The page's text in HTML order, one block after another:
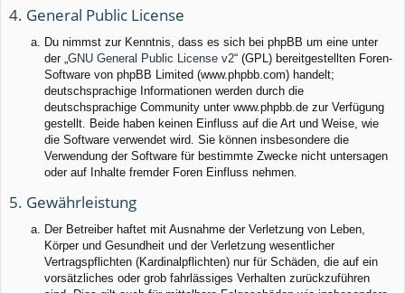
4. General Public License
Du nimmst zur Kenntnis, dass es sich bei phpBB um eine unter
der „GNU General Public License v2“ (GPL) bereitgestellten Foren-
Software von phpBB Limited (www.phpbb.com) handelt;
deutschsprachige Informationen werden durch die
deutschsprachige Community unter www.phpbb.de zur Verfügung
gestellt. Beide haben keinen Einfluss auf die Art und Weise, wie
die Software verwendet wird. Sie können insbesondere die
Verwendung der Software für bestimmte Zwecke nicht untersagen
oder auf Inhalte fremder Foren Einfluss nehmen.
5. Gewährleistung
Der Betreiber haftet mit Ausnahme der Verletzung von Leben,
Körper und Gesundheit und der Verletzung wesentlicher
Vertragspflichten (Kardinalpflichten) nur für Schäden, die auf ein
vorsätzliches oder grob fahrlässiges Verhalten zurückzuführen